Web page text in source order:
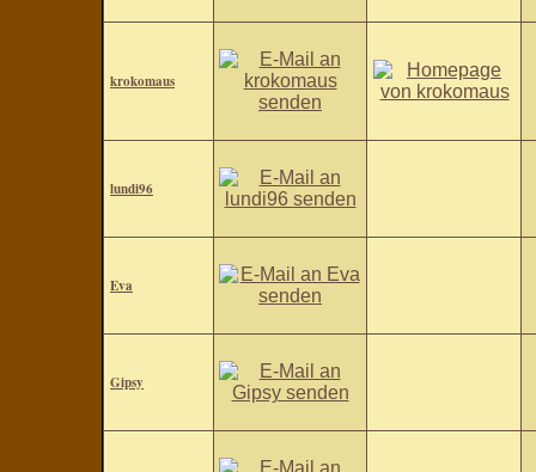
krokomaus
lundi96
Eva
Gipsy